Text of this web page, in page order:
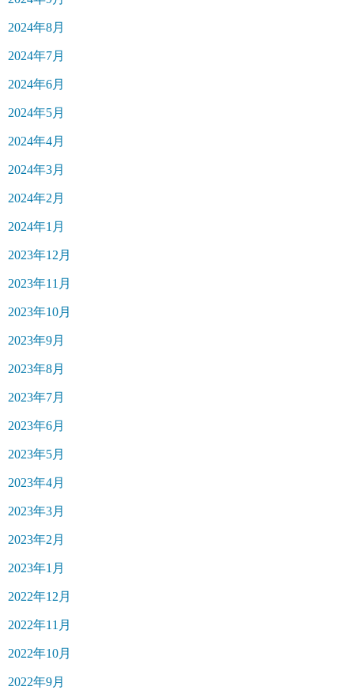
2024年8月
2024年7月
2024年6月
2024年5月
2024年4月
2024年3月
2024年2月
2024年1月
2023年12月
2023年11月
2023年10月
2023年9月
2023年8月
2023年7月
2023年6月
2023年5月
2023年4月
2023年3月
2023年2月
2023年1月
2022年12月
2022年11月
2022年10月
2022年9月